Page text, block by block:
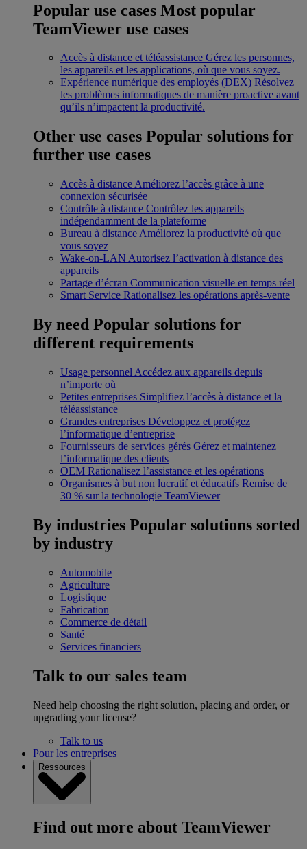
Popular use cases Most popular
TeamViewer use cases
Accès à distance et téléassistance Gérez les personnes,
les appareils et les applications, où que vous soyez.
Expérience numérique des employés (DEX) Résolvez
les problèmes informatiques de manière proactive avant
qu’ils n’impactent la productivité.
Other use cases Popular solutions for
further use cases
Accès à distance Améliorez l’accès grâce à une
connexion sécurisée
Contrôle à distance Contrôlez les appareils
indépendamment de la plateforme
Bureau à distance Améliorez la productivité où que
vous soyez
Wake-on-LAN Autorisez l’activation à distance des
appareils
Partage d’écran Communication visuelle en temps réel
Smart Service Rationalisez les opérations après-vente
By need Popular solutions for
different requirements
Usage personnel Accédez aux appareils depuis
n’importe où
Petites entreprises Simplifiez l’accès à distance et la
téléassistance
Grandes entreprises Développez et protégez
l’informatique d’entreprise
Fournisseurs de services gérés Gérez et maintenez
l’informatique des clients
OEM Rationalisez l’assistance et les opérations
Organismes à but non lucratif et éducatifs Remise de
30 % sur la technologie TeamViewer
By industries Popular solutions sorted
by industry
Automobile
Agriculture
Logistique
Fabrication
Commerce de détail
Santé
Services financiers
Talk to our sales team
Need help choosing the right solution, placing and order, or
upgrading your license?
Talk to us
Pour les entreprises
Ressources
Find out more about TeamViewer